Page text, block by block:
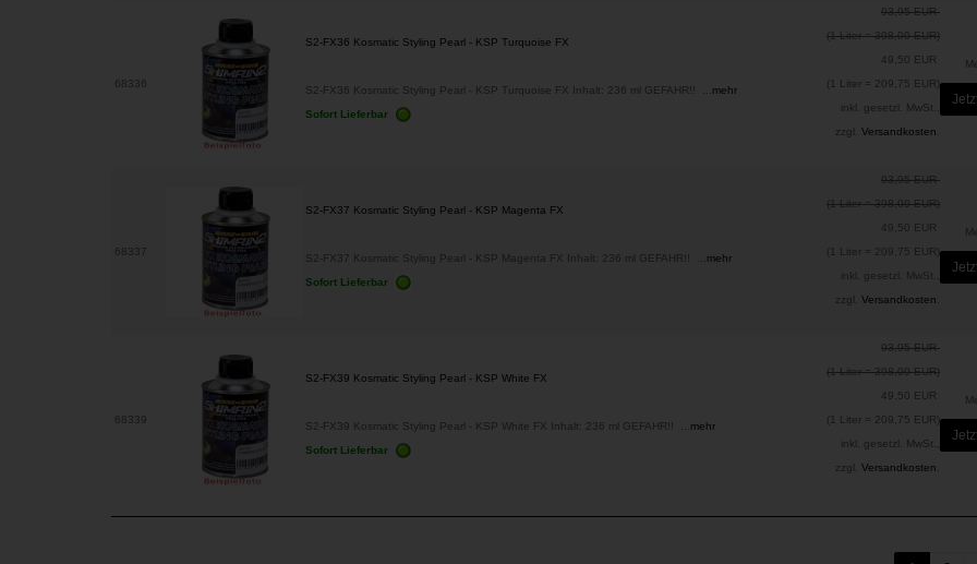
68336
S2-FX36 Kosmatic Styling Pearl - KSP Turquoise FX
S2-FX36 Kosmatic Styling Pearl - KSP Turquoise FX Inhalt: 236 ml GEFAHR!! ... mehr
Sofort Lieferbar
93,95 EUR
(1 Liter = 398,09 EUR)
49,50 EUR
(1 Liter = 209,75 EUR)
inkl. gesetzl. MwSt.,
zzgl. Versandkosten
68337
S2-FX37 Kosmatic Styling Pearl - KSP Magenta FX
S2-FX37 Kosmatic Styling Pearl - KSP Magenta FX Inhalt: 236 ml GEFAHR!! ... mehr
Sofort Lieferbar
93,95 EUR
(1 Liter = 398,09 EUR)
49,50 EUR
(1 Liter = 209,75 EUR)
inkl. gesetzl. MwSt.,
zzgl. Versandkosten
68339
S2-FX39 Kosmatic Styling Pearl - KSP White FX
S2-FX39 Kosmatic Styling Pearl - KSP White FX Inhalt: 236 ml GEFAHR!! ... mehr
Sofort Lieferbar
93,95 EUR
(1 Liter = 398,09 EUR)
49,50 EUR
(1 Liter = 209,75 EUR)
inkl. gesetzl. MwSt.,
zzgl. Versandkosten